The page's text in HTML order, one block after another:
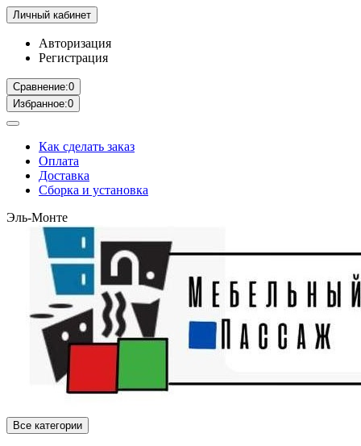
Личный кабинет
Авторизация
Регистрация
Сравнение:0
Избранное:0
Как сделать заказ
Оплата
Доставка
Сборка и установка
Эль-Монте
Все категории